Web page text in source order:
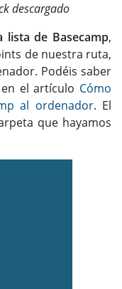
descargado
lista de Basecamp,
de nuestra ruta,
Podéis saber
el artículo Cómo
al ordenador. El
que hayamos